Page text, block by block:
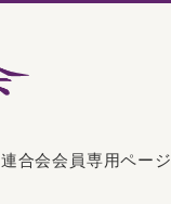
合会会員専用ページ